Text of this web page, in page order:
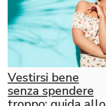
Vestirsi bene
senza spendere